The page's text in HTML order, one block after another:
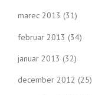
marec 2013 (31)
februar 2013 (34)
januar 2013 (32)
december 2012 (25)